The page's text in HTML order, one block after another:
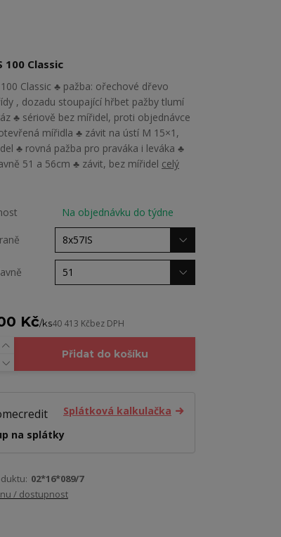
100 Classic
100 Classic ♣ pažba: ořechové dřevo
, dozadu stoupající hřbet pažby tlumí
♣ sériově bez mířidel, proti objednávce
mířidla ♣ závit na ústí M 15×1,
♣ rovná pažba pro praváka i leváka ♣
51 a 56cm ♣ závit, bez mířidel celý
Na objednávku do týdne
Kč/ks40 413 Kčbez DPH
Přidat do košíku
Splátková kalkulačka
na splátky
02*16*089/7
/ dostupnost